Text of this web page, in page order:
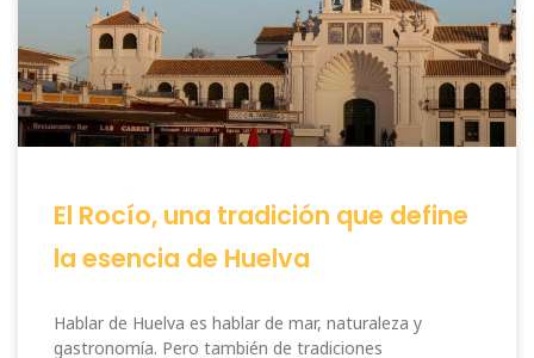
El Rocío, una tradición que define
la esencia de Huelva
Hablar de Huelva es hablar de mar, naturaleza y
gastronomía. Pero también de tradiciones